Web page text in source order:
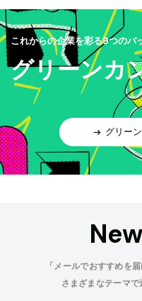
これからの企業を彩る9つのバ
グリーンカ
グリー
「メールでおすすめを
さまざまなテーマで